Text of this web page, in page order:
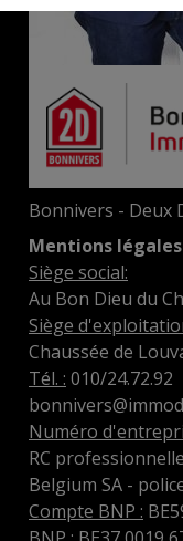
Bonnivers - Deux
Mentions
Siège social:
Au Bon Dieu du
Siège
Chaussée de
Tél. : 010/24.72.92
Numéro
RC
Belgium SA -
Compte BNP :